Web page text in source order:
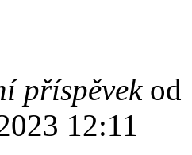
příspěvekod
12:11